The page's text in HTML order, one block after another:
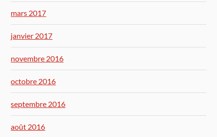
mars 2017
janvier 2017
novembre 2016
octobre 2016
septembre 2016
août 2016